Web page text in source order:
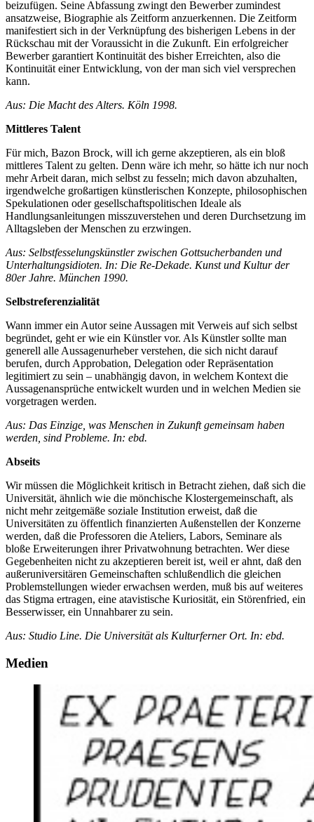
beizufügen. Seine Abfassung zwingt den Bewerber zumindest
ansatzweise, Biographie als Zeitform anzuerkennen. Die Zeitform
manifestiert sich in der Verknüpfung des bisherigen Lebens in der
Rückschau mit der Voraussicht in die Zukunft. Ein erfolgreicher
Bewerber garantiert Kontinuität des bisher Erreichten, also die
Kontinuität einer Entwicklung, von der man sich viel versprechen
kann.
Aus: Die Macht des Alters. Köln 1998.
Mittleres Talent
Für mich, Bazon Brock, will ich gerne akzeptieren, als ein bloß
mittleres Talent zu gelten. Denn wäre ich mehr, so hätte ich nur noch
mehr Arbeit daran, mich selbst zu fesseln; mich davon abzuhalten,
irgendwelche großartigen künstlerischen Konzepte, philosophischen
Spekulationen oder gesellschaftspolitischen Ideale als
Handlungsanleitungen misszuverstehen und deren Durchsetzung im
Alltagsleben der Menschen zu erzwingen.
Aus: Selbstfesselungskünstler zwischen Gottsucherbanden und
Unterhaltungsidioten. In: Die Re-Dekade. Kunst und Kultur der
80er Jahre. München 1990.
Selbstreferenzialität
Wann immer ein Autor seine Aussagen mit Verweis auf sich selbst
begründet, geht er wie ein Künstler vor. Als Künstler sollte man
generell alle Aussagenurheber verstehen, die sich nicht darauf
berufen, durch Approbation, Delegation oder Repräsentation
legitimiert zu sein – unabhängig davon, in welchem Kontext die
Aussagenansprüche entwickelt wurden und in welchen Medien sie
vorgetragen werden.
Aus: Das Einzige, was Menschen in Zukunft gemeinsam haben
werden, sind Probleme. In: ebd.
Abseits
Wir müssen die Möglichkeit kritisch in Betracht ziehen, daß sich die
Universität, ähnlich wie die mönchische Klostergemeinschaft, als
nicht mehr zeitgemäße soziale Institution erweist, daß die
Universitäten zu öffentlich finanzierten Außenstellen der Konzerne
werden, daß die Professoren die Ateliers, Labors, Seminare als
bloße Erweiterungen ihrer Privatwohnung betrachten. Wer diese
Gegebenheiten nicht zu akzeptieren bereit ist, weil er ahnt, daß den
außeruniversitären Gemeinschaften schlußendlich die gleichen
Problemstellungen wieder erwachsen werden, muß bis auf weiteres
das Stigma ertragen, eine atavistische Kuriosität, ein Störenfried, ein
Besserwisser, ein Unnahbarer zu sein.
Aus: Studio Line. Die Universität als Kulturferner Ort. In: ebd.
Medien